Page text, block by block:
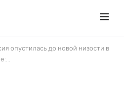
опустилась до новой низости в